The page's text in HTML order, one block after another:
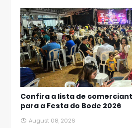
Confira a lista de
para a Festa do Bode 2026
August 08, 2026